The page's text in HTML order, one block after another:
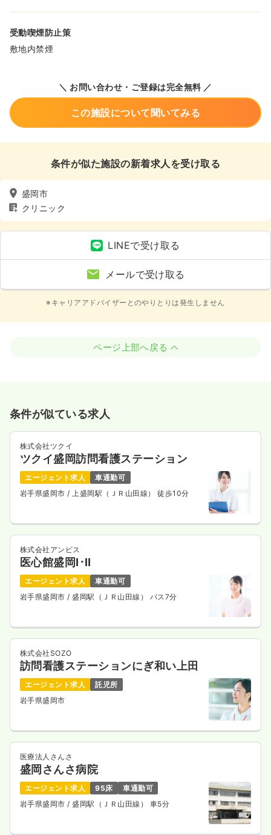
受動喫煙防止策
敷地内禁煙
＼ お問い合わせ・ご登録は完全無料 ／
この施設について聞いてみる
条件が似た施設の新着求人を受け取る
盛岡市
クリニック
LINEで受け取る
メールで受け取る
※キャリアアドバイザーとのやりとりは発生しません
ページ上部へ戻る
条件が似ている求人
株式会社ツクイ
ツクイ盛岡訪問看護ステーション
エージェント求人
車通勤可
岩手県盛岡市 / 上盛岡駅（ＪＲ山田線） 徒歩10分
株式会社アンビス
医心館盛岡Ⅰ･Ⅱ
エージェント求人
車通勤可
岩手県盛岡市 / 盛岡駅（ＪＲ山田線） バス7分
株式会社SOZO
訪問看護ステーションにぎ和い上田
エージェント求人
託児所
岩手県盛岡市
医療法人さんさ
盛岡さんさ病院
エージェント求人 95床
車通勤可
岩手県盛岡市 / 盛岡駅（ＪＲ山田線） 車5分